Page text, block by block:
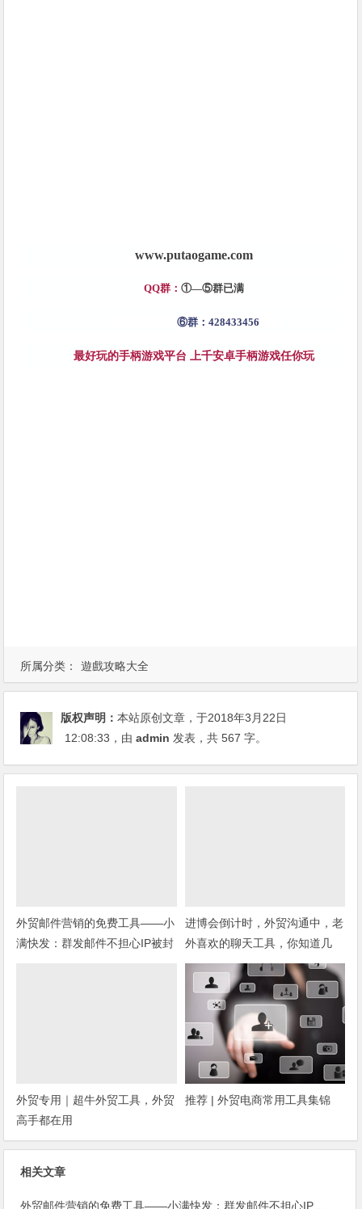
所属分类： 遊戲攻略大全
www.putaogame.com
QQ群： ①—⑤群已满
⑥群：428433456
最好玩的手柄游戏平台 上千安卓手柄游戏任你玩
版权声明：本站原创文章，于2018年3月22日
12:08:33 ，由admin 发表，共 567 字。
外贸邮件营销的免费工具——小
满快发：群发邮件不担心IP被封
进博会倒计时，外贸沟通中，老
外喜欢的聊天工具，你知道几
种？
外贸专用｜超牛外贸工具，外贸
高手都在用
推荐 | 外贸电商常用工具集锦
相关文章